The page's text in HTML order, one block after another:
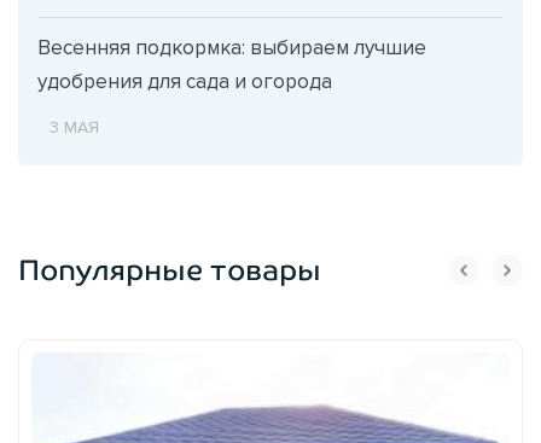
Весенняя подкормка: выбираем лучшие
удобрения для сада и огорода
3 МАЯ
Популярные товары